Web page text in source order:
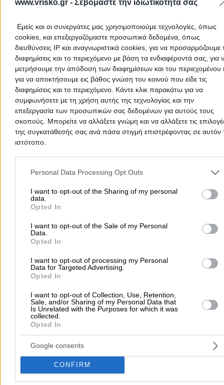
www.vrisko.gr - Σεβόμαστε την ιδιωτικότητά σας
Εμείς και οι συνεργάτες μας χρησιμοποιούμε τεχνολογίες, όπως
cookies, και επεξεργαζόμαστε προσωπικά δεδομένα, όπως
διευθύνσεις IP και αναγνωριστικά cookies, για να προσαρμόζουμε
διαφημίσεις και το περιεχόμενο με βάση τα ενδιαφέροντά σας, για
μετρήσουμε την απόδοση των διαφημίσεων και του περιεχομένου
για να αποκτήσουμε εις βάθος γνώση του κοινού που είδε τις
διαφημίσεις και το περιεχόμενο. Κάντε κλικ παρακάτω για να
συμφωνήσετε με τη χρήση αυτής της τεχνολογίας και την
επεξεργασία των προσωπικών σας δεδομένων για αυτούς τους
σκοπούς. Μπορείτε να αλλάξετε γνώμη και να αλλάξετε τις
της συγκατάθεσής σας ανά πάσα στιγμή επιστρέφοντας σε αυτόν
ιστότοπο.
Please note that this website/app uses one or more Google
and may gather and store information including but not limited to
to Google and its third-party tags to use your data for below
purposes in below Google consent section.
Personal Data Processing Opt Outs
I want to opt-out of the Sharing of my personal
data.
Opted In
I want to opt-out of the Sale of my Personal
Data.
Opted In
I want to opt-out of processing my Personal
Data for Targeted Advertising.
Opted In
I want to opt-out of Collection, Use, Retention,
Sale, and/or Sharing of my Personal Data that
Is Unrelated with the Purposes for which it was
collected.
Opted In
Google consents
CONFIRM
There aren't any reviews yet
This professional has not received any reviews yet. Be the
first to share your experience and help other users
right choice!
Prefecture of ATTICA > Ilioupoli
Domestic Appliances -
KONSTANTINOU
Popular Searches
Moving Services Locksmiths
Nursery
Dentists Car Garages Plumbers & Plumbing Services
more >>